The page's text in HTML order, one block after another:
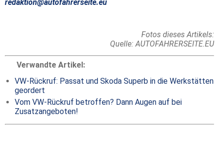
redaktion@autofahrerseite.eu
Fotos dieses Artikels:
Quelle: AUTOFAHRERSEITE.EU
Verwandte Artikel:
VW-Rückruf: Passat und Skoda Superb in die Werkstätten
geordert
Vom VW-Rückruf betroffen? Dann Augen auf bei
Zusatzangeboten!